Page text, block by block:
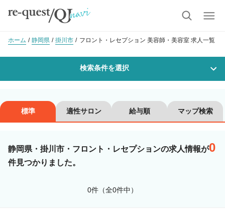
ホーム 静岡県 掛川市 フロント・レセプション 美容師・美容室 求人一覧
検索条件を選択
沿線・駅を選択 市区町村を選択
掛川市
標準 適性サロン 給与順 マップ検索
静岡県・掛川市・フロント・レセプションの求人情報が0
件見つかりました。
0件（全0件中）